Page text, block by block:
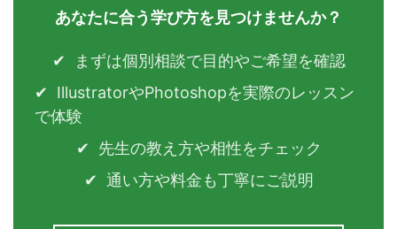
あなたに合う学び方を見つけませんか？
まずは個別相談で目的やご希望を確認
IllustratorやPhotoshopを実際のレッスン
で体験
先生の教え方や相性をチェック
通い方や料金も丁寧にご説明